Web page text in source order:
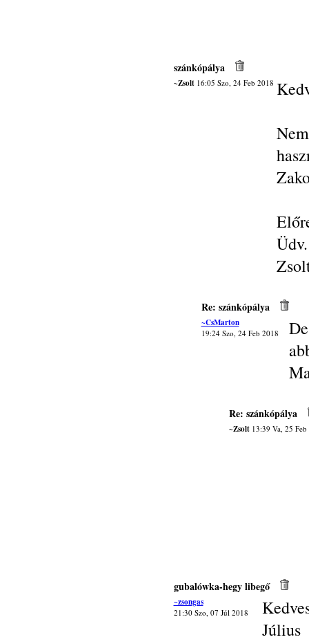
szánkópálya
~Zsolt16:05 Szo, 24 Feb 2018
Üdv.
Re: szánkópálya
~CsMarton
19:24 Szo, 24 Feb 2018
Re: szánkópálya
~Zsolt13:39 Va, 25 Feb
gubalówka-hegy libegő
~zsongas
21:30 Szo, 07 Júl 2018